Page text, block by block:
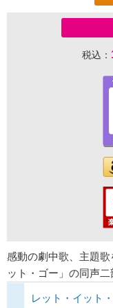
税込：
感動の劇中歌、主題
ット・ゴー」の同声二
レット・イット